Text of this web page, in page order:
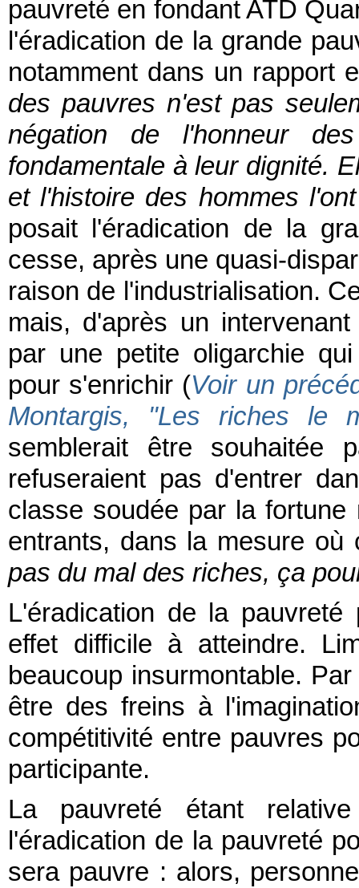
pauvreté en fondant ATD
l'éradication de la grande
notamment dans un rapport
des pauvres n'est pas
négation de l'honneur
fondamentale à leur dignité.
et l'histoire des hommes
posait l'éradication de la
cesse, après une quasi-
raison de l'industrialisation.
mais, d'après un
par une petite oligarchie
pour s'enrichir (Voir un
Montargis, "Les riches le
semblerait être souhaitée
refuseraient pas d'entrer
classe soudée par la
entrants, dans la mesure
pas du mal des riches, ça
L'éradication de la
effet difficile à atteindre.
beaucoup insurmontable.
être des freins à
compétitivité entre pauvres
participante.
La pauvreté étant
l'éradication de la pauvreté
sera pauvre : alors,